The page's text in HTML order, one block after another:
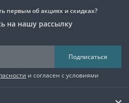
первым об акциях и скидках?
на нашу рассылку
Подписаться
и согласен с условиями